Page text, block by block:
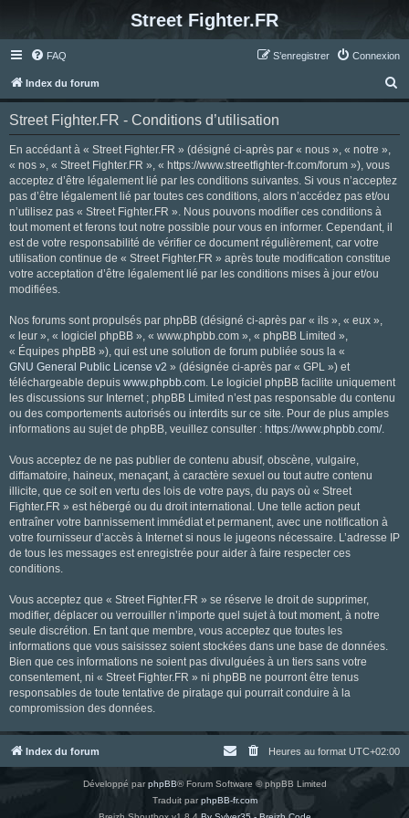
Street Fighter.FR
FAQ Connexion
S’enregistrer
Index du forum
e
Street Fighter.FR - Conditions d’utilisation
En accédant à « Street Fighter.FR » (désigné ci-après par « nous », « notre »,
« nos », « Street Fighter.FR », « https://www.streetfighter-fr.com/forum »), vous
acceptez d’être légalement lié par les conditions suivantes. Si vous n’acceptez
pas d’être légalement lié par toutes ces conditions, alors n’accédez pas et/ou
n’utilisez pas « Street Fighter.FR ». Nous pouvons modifier ces conditions à
tout moment et ferons tout notre possible pour vous en informer. Cependant, il
est de votre responsabilité de vérifier ce document régulièrement, car votre
utilisation continue de « Street Fighter.FR » après toute modification constitue
votre acceptation d’être légalement lié par les conditions mises à jour et/ou
modifiées.
Nos forums sont propulsés par phpBB (désigné ci-après par « ils », « eux »,
« leur », « logiciel phpBB », « www.phpbb.com », « phpBB Limited »,
« Équipes phpBB »), qui est une solution de forum publiée sous la «
GNU General Public License v2 » (désignée ci-après par « GPL ») et
téléchargeable depuis www.phpbb.com. Le logiciel phpBB facilite uniquement
les discussions sur Internet ; phpBB Limited n’est pas responsable du contenu
ou des comportements autorisés ou interdits sur ce site. Pour de plus amples
informations au sujet de phpBB, veuillez consulter : https://www.phpbb.com/.
Vous acceptez de ne pas publier de contenu abusif, obscène, vulgaire,
diffamatoire, haineux, menaçant, à caractère sexuel ou tout autre contenu
illicite, que ce soit en vertu des lois de votre pays, du pays où « Street
Fighter.FR » est hébergé ou du droit international. Une telle action peut
entraîner votre bannissement immédiat et permanent, avec une notification à
votre fournisseur d’accès à Internet si nous le jugeons nécessaire. L’adresse IP
de tous les messages est enregistrée pour aider à faire respecter ces
conditions.
Vous acceptez que « Street Fighter.FR » se réserve le droit de supprimer,
modifier, déplacer ou verrouiller n’importe quel sujet à tout moment, à notre
seule discrétion. En tant que membre, vous acceptez que toutes les
informations que vous saisissez soient stockées dans une base de données.
Bien que ces informations ne soient pas divulguées à un tiers sans votre
consentement, ni « Street Fighter.FR » ni phpBB ne pourront être tenus
responsables de toute tentative de piratage qui pourrait conduire à la
compromission des données.
Index du forum Heures au format UTC+02:00
Développé parphpBB® Forum Software © phpBB Limited
Traduit parphpBB-fr.com